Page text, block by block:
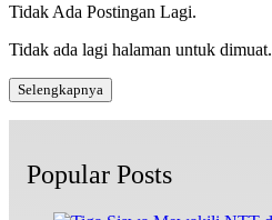
Tidak Ada Postingan Lagi.
Tidak ada lagi halaman untuk dimuat.
Selengkapnya
Popular Posts